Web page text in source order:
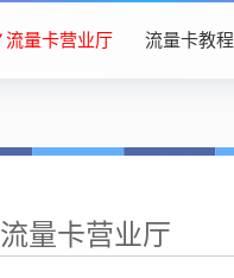
流量卡营业厅 流量卡教程
流量卡营业厅